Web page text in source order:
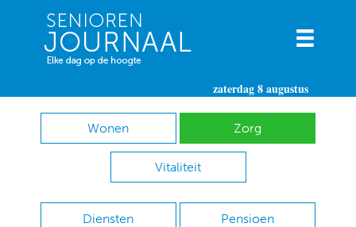
zaterdag 8 augustus
Wonen Zorg
Vitaliteit
Diensten Pensioen